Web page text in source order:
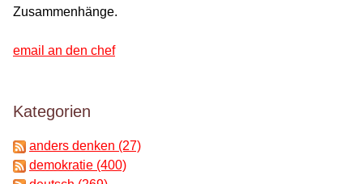
Zusammenhänge.
email an den chef
Kategorien
anders denken (27)
demokratie (400)